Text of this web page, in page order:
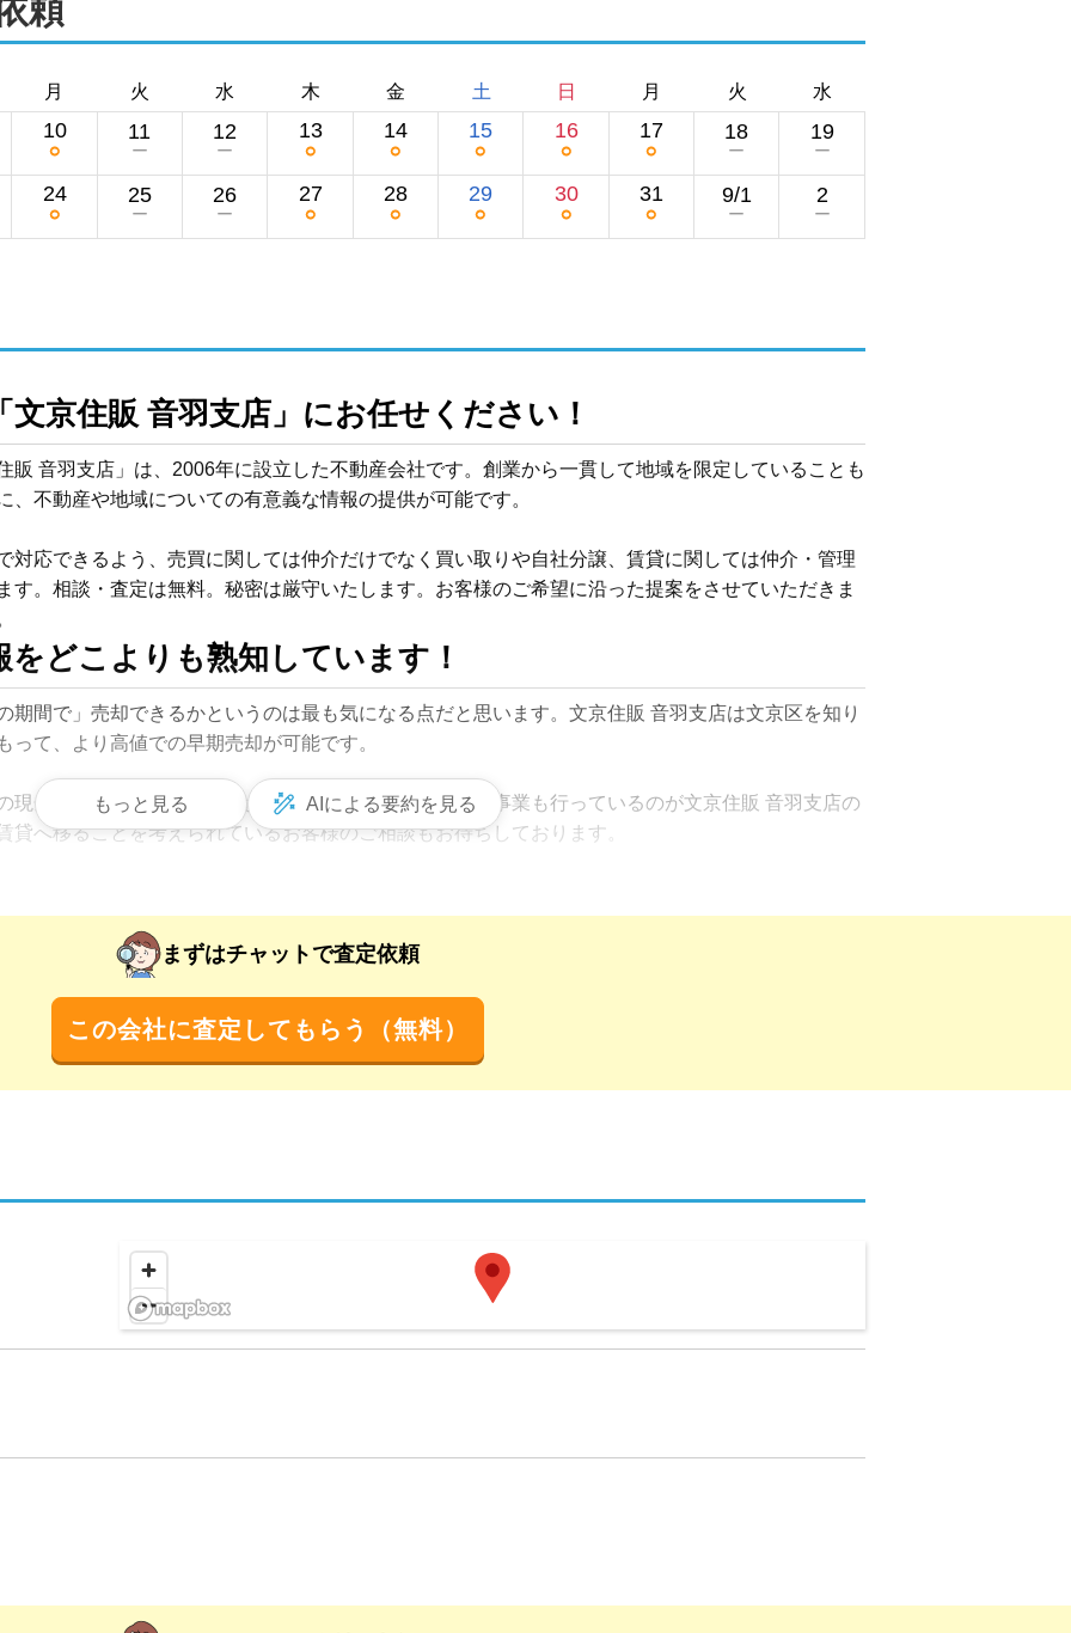
頼
月 火 水 木 金 土 日 月 火 水
10
○
11
ー
12
ー
13
○
14
○
15
○
16
○
17
○
18
ー
19
ー
24
○
25
ー
26
ー
27
○
28
○
29
○
30
○
31
○
9/1
ー
2
ー
販 音羽支店」は、2006年に設立した不動産会社です。創業から一貫して地域を限定していることも
不動産や地域についての有意義な情報の提供が可能です。
対応できるよう、売買に関しては仲介だけでなく買い取りや自社分譲、賃貸に関しては仲介・管理
す。相談・査定は無料。秘密は厳守いたします。お客様のご希望に沿った提案をさせていただきま
どこよりも熟知しています！
期間で」売却できるかというのは最も気になる点だと思います。文京住販 音羽支店は文京区を知り
て、より高値での早期売却が可能です。
現金化をご希望される方もお任せください。また、賃貸事業も行っているのが文京住販 音羽支店の
へ移ることを考えられているお客様のご相談もお待ちしております。
ていただいており、集客率には自信があります。当社は、満足のいく不動産取引をしていただくた
にとってより物件を価値あるものに魅せる準備、買主様へは、引っ越し先での生活イメージや資
きめ細やかなサポートによって、これまでに不動産売却を成約へと導いてきました。
もっと見る AIによる要約を見る
まずはチャットで査定依頼
この会社に査定してもらう（無料）